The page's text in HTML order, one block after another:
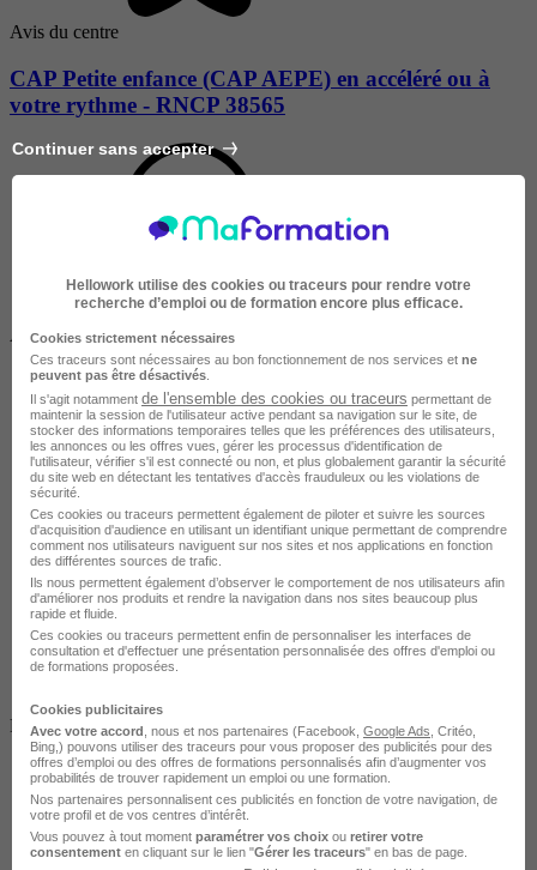
Avis du centre
CAP Petite enfance (CAP AEPE) en accéléré ou à
votre rythme - RNCP 38565
À DISTANCE
Tout public
Finançable CPF
Continuer sans accepter
Hellowork utilise des cookies ou traceurs pour rendre votre
recherche d’emploi ou de formation encore plus efficace.
Cookies strictement nécessaires
Ces traceurs sont nécessaires au bon fonctionnement de nos services et ne
peuvent pas être désactivés
Il s'agit notamment de l'ensemble des cookies ou traceurs permettant de
maintenir la session de l'utilisateur active pendant sa navigation sur le site, de
stocker des informations temporaires telles que les préférences des utilisateurs,
les annonces ou les offres vues, gérer les processus d'identification de
l'utilisateur, vérifier s'il est connecté ou non, et plus globalement garantir la sécurité
du site web en détectant les tentatives d'accès frauduleux ou les violations de
sécurité.
Ces cookies ou traceurs permettent également de piloter et suivre les sources
d'acquisition d'audience en utilisant un identifiant unique permettant de comprendre
comment nos utilisateurs naviguent sur nos sites et nos applications en fonction
des différentes sources de trafic.
Ils nous permettent également d’observer le comportement de nos utilisateurs afin
d'améliorer nos produits et rendre la navigation dans nos sites beaucoup plus
rapide et fluide.
Ces cookies ou traceurs permettent enfin de personnaliser les interfaces de
consultation et d'effectuer une présentation personnalisée des offres d'emploi ou
de formations proposées.
Cookies publicitaires
Avec votre accord , nous et nos partenaires (Facebook, Google Ads , Critéo,
Bing,) pouvons utiliser des traceurs pour vous proposer des publicités pour des
offres d’emploi ou des offres de formations personnalisés afin d’augmenter vos
probabilités de trouver rapidement un emploi ou une formation.
Nos partenaires personnalisent ces publicités en fonction de votre navigation, de
votre profil et de vos centres d’intérêt.
Vous pouvez à tout moment paramétrer vos choix ou retirer votre
consentement en cliquant sur le lien "Gérer les traceurs" en bas de page.